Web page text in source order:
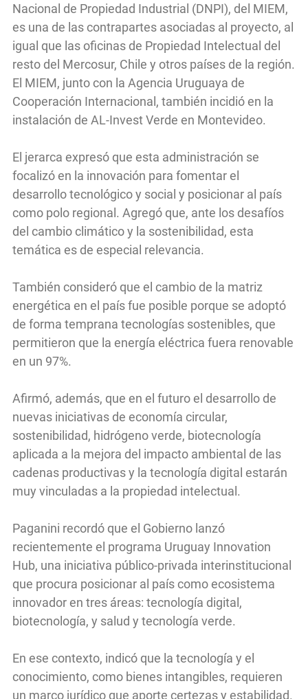
Nacional de Propiedad Industrial (DNPI), del MIEM,
es una de las contrapartes asociadas al proyecto, al
igual que las oficinas de Propiedad Intelectual del
resto del Mercosur, Chile y otros países de la región.
El MIEM, junto con la Agencia Uruguaya de
Cooperación Internacional, también incidió en la
instalación de AL-Invest Verde en Montevideo.
El jerarca expresó que esta administración se
focalizó en la innovación para fomentar el
desarrollo tecnológico y social y posicionar al país
como polo regional. Agregó que, ante los desafíos
del cambio climático y la sostenibilidad, esta
temática es de especial relevancia.
También consideró que el cambio de la matriz
energética en el país fue posible porque se adoptó
de forma temprana tecnologías sostenibles, que
permitieron que la energía eléctrica fuera renovable
en un 97%.
Afirmó, además, que en el futuro el desarrollo de
nuevas iniciativas de economía circular,
sostenibilidad, hidrógeno verde, biotecnología
aplicada a la mejora del impacto ambiental de las
cadenas productivas y la tecnología digital estarán
muy vinculadas a la propiedad intelectual.
Paganini recordó que el Gobierno lanzó
recientemente el programa Uruguay Innovation
Hub, una iniciativa público-privada interinstitucional
que procura posicionar al país como ecosistema
innovador en tres áreas: tecnología digital,
biotecnología, y salud y tecnología verde.
En ese contexto, indicó que la tecnología y el
conocimiento, como bienes intangibles, requieren
un marco jurídico que aporte certezas y estabilidad.